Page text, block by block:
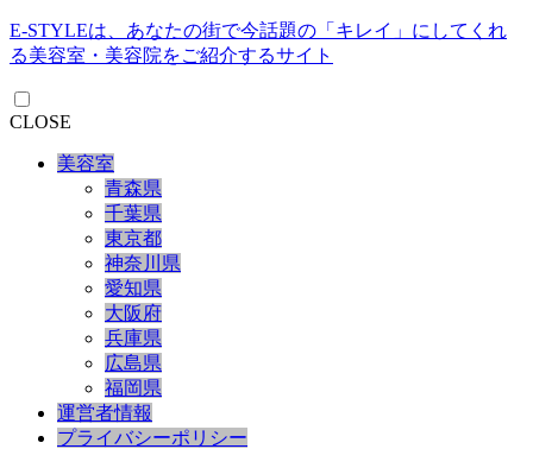
E-STYLEは、あなたの街で今話題の「キレイ」にしてくれ
る美容室・美容院をご紹介するサイト
CLOSE
美容室
青森県
千葉県
東京都
神奈川県
愛知県
大阪府
兵庫県
広島県
福岡県
運営者情報
プライバシーポリシー